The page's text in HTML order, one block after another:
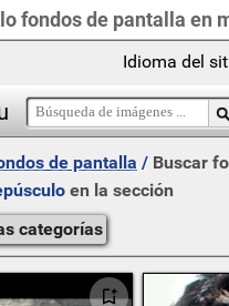
fondos de pantalla en
Idioma del
de pantalla / Buscar
en la sección
categorías